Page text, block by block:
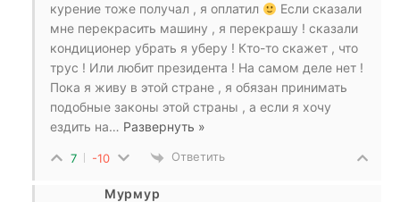
курение тоже получал , я оплатил
Если сказали
мне перекрасить машину , я перекрашу ! сказали
кондиционер убрать я уберу ! Кто-то скажет , что
трус ! Или любит президента ! На самом деле нет !
Пока я живу в этой стране , я обязан принимать
подобные законы этой страны , а если я хочу
ездить на… Развернуть »
7 -10 Ответить
Мурмур